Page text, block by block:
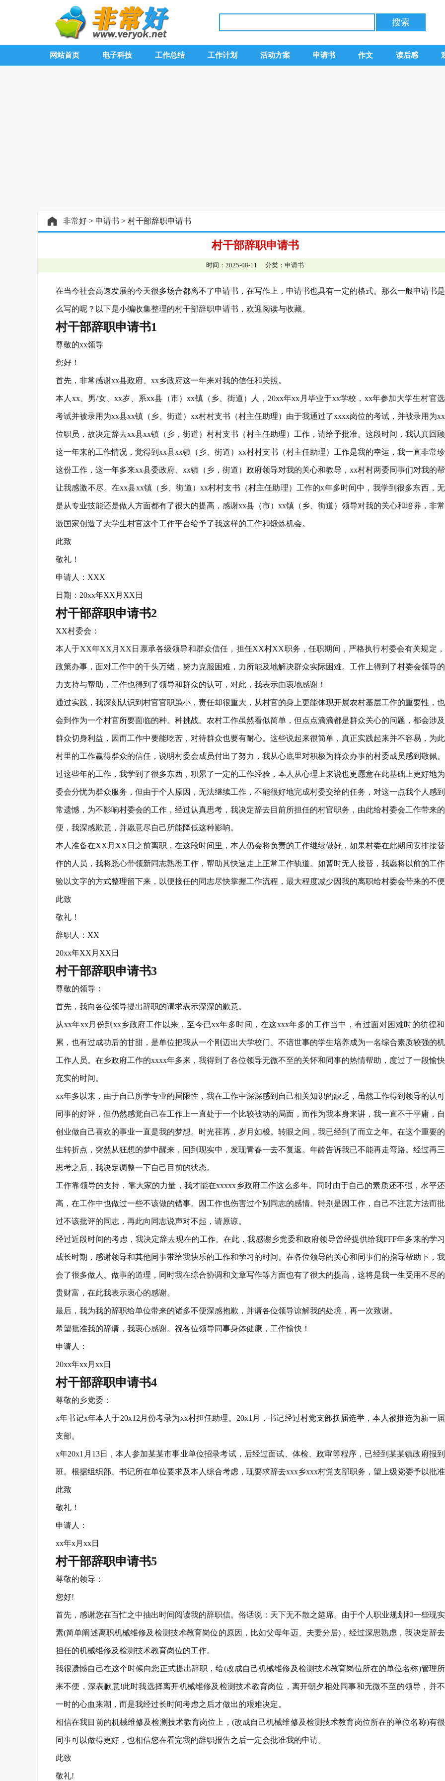
网站首页 电子科技 工作总结 工作计划 活动方案 申请书 作文 读后感
非常好 > 申请书 > 村干部辞职申请书
村干部辞职申请书
时间：2025-08-11 分类： 申请书
在当今社会高速发展的今天很多场合都离不了申请书，在写作上，申请书也具有一定的格式。那么一般申请书
么写的呢？以下是小编收集整理的村干部辞职申请书，欢迎阅读与收藏。
村干部辞职申请书1
尊敬的xx领导
您好！
首先，非常感谢xx县政府、xx乡政府这一年来对我的信任和关照。
本人xx、男/女、xx岁、系xx县（市）xx镇（乡、街道）人，20xx年xx月毕业于xx学校，xx年参加大学生村官
考试并被录用为xx县xx镇（乡、街道）xx村村支书（村主任助理）由于我通过了xxxx岗位的考试，并被录用为
位职员，故决定辞去xx县xx镇（乡，街道）村村支书（村主任助理）工作，请给予批准。这段时间，我认真回
这一年来的工作情况，觉得到xx县xx镇（乡、街道）xx村村支书（村主任助理）工作是我的幸运，我一直非常
这份工作，这一年多来xx县委政府、xx镇（乡，街道）政府领导对我的关心和教导，xx村村两委同事们对我的
让我感激不尽。在xx县xx镇（乡、街道）xx村村支书（村主任助理）工作的x年多时间中，我学到很多东西，
是从专业技能还是做人方面都有了很大的提高，感谢xx县（市）xx镇（乡、街道）领导对我的关心和培养，非
激国家创造了大学生村官这个工作平台给予了我这样的工作和锻炼机会。
此致
敬礼！
申请人：XXX
日期：20xx年XX月XX日
村干部辞职申请书2
XX村委会：
本人于XX年XX月XX日禀承各级领导和群众信任，担任XX村XX职务，任职期间，严格执行村委会有关规定
政策办事，面对工作中的千头万绪，努力克服困难，力所能及地解决群众实际困难。工作上得到了村委会领导
力支持与帮助，工作也得到了领导和群众的认可，对此，我表示由衷地感谢！
通过实践，我深刻认识到村官官职虽小，责任却很重大，从村官的身上更能体现开展农村基层工作的重要性，
会到作为一个村官所要面临的种。种挑战。农村工作虽然看似简单，但点点滴滴都是群众关心的问题，都会涉及
群众切身利益，因而工作中要能吃苦，对待群众也要有耐心。这些说起来很简单，真正实践起来并不容易，为此
村里的工作赢得群众的信任，说明村委会成员付出了努力，我从心底里对积极为群众办事的村委成员感到敬佩
过这些年的工作，我学到了很多东西，积累了一定的工作经验，本人从心理上来说也更愿意在此基础上更好地
委会分忧为群众服务，但由于个人原因，无法继续工作，不能很好地完成村委交给的任务，对这一点我个人感
常遗憾，为不影响村委会的工作，经过认真思考，我决定辞去目前所担任的村官职务，由此给村委会工作带来
便，我深感歉意，并愿意尽自己所能降低这种影响。
本人准备在XX月XX日之前离职，在这段时间里，本人仍会将负责的工作继续做好，如果村委在此期间安排接
作的人员，我将悉心带领新同志熟悉工作，帮助其快速走上正常工作轨道。如暂时无人接替，我愿将以前的工
验以文字的方式整理留下来，以便接任的同志尽快掌握工作流程，最大程度减少因我的离职给村委会带来的不便
此致
敬礼！
辞职人：XX
20xx年XX月XX日
村干部辞职申请书3
尊敬的领导：
首先，我向各位领导提出辞职的请求表示深深的歉意。
从xx年xx月份到xx乡政府工作以来，至今已xx年多时间，在这xxx年多的工作当中，有过面对困难时的彷徨
累，也有过成功后的甘甜，是单位把我从一个刚迈出大学校门、不谙世事的学生培养成为一名综合素质较强的
工作人员。在乡政府工作的xxxx年多来，我得到了各位领导无微不至的关怀和同事的热情帮助，度过了一段愉快
充实的时间。
xx年多以来，由于自己所学专业的局限性，我在工作中深深感到自己相关知识的缺乏，虽然工作得到领导的认
同事的好评，但仍然感觉自己在工作上一直处于一个比较被动的局面，而作为我本身来讲，我一直不干平庸，
创业做自己喜欢的事业一直是我的梦想。时光荏苒，岁月如梭。转眼之间，我已经到了而立之年。在这个重要的
生转折点，突然从狂想的梦中醒来，回到现实中，发现青春一去不复返。年龄告诉我已不能再走弯路。经过再
思考之后，我决定调整一下自己目前的状态。
工作靠领导的支持，靠大家的力量，我才能在xxxxx乡政府工作这么多年。同时由于自己的素质还不强，水平
高，在工作中也做过一些不该做的错事。因工作也伤害过个别同志的感情。特别是因工作，自己不注意方法而
过不该批评的同志，再此向同志说声对不起，请原谅。
经过近段时间的考虑，我决定辞去现在的工作。在此，我感谢乡党委和政府领导曾经提供给我FFF年多来的学
成长时期，感谢领导和其他同事带给我快乐的工作和学习的时间。在各位领导的关心和同事们的指导帮助下，
会了很多做人、做事的道理，同时我在综合协调和文章写作等方面也有了很大的提高，这将是我一生受用不尽
贵财富，在此我表示衷心的感谢。
最后，我为我的辞职给单位带来的诸多不便深感抱歉，并请各位领导谅解我的处境，再一次致谢。
希望批准我的辞请，我衷心感谢。祝各位领导同事身体健康，工作愉快！
申请人：
20xx年xx月xx日
村干部辞职申请书4
尊敬的乡党委：
x年书记x年本人于20x12月份考录为xx村担任助理。20x1月，书记经过村党支部换届选举，本人被推选为新一
支部。
x年20x1月13日，本人参加某某市事业单位招录考试，后经过面试、体检、政审等程序，已经到某某镇政府报
班。根据组织部、书记所在单位要求及本人综合考虑，现要求辞去xxx乡xxx村党支部职务，望上级党委予以批准
此致
敬礼！
申请人：
xx年x月xx日
村干部辞职申请书5
尊敬的领导：
您好!
首先，感谢您在百忙之中抽出时间阅读我的辞职信。俗话说：天下无不散之筵席。由于个人职业规划和一些现实
素(简单阐述离职机械维修及检测技术教育岗位的原因，比如父母年迈、夫妻分居)，经过深思熟虑，我决定辞
担任的机械维修及检测技术教育岗位的工作。
我很遗憾自己在这个时候向您正式提出辞职，给(改成自己机械维修及检测技术教育岗位所在的单位名称)管理
来不便，深表歉意!此时我选择离开机械维修及检测技术教育岗位，离开朝夕相处同事和无微不至的领导，并
一时的心血来潮，而是我经过长时间考虑之后才做出的艰难决定。
相信在我目前的机械维修及检测技术教育岗位上，(改成自己机械维修及检测技术教育岗位所在的单位名称)有
同事可以做得更好，也相信您在看完我的辞职报告之后一定会批准我的申请。
此致
敬礼!